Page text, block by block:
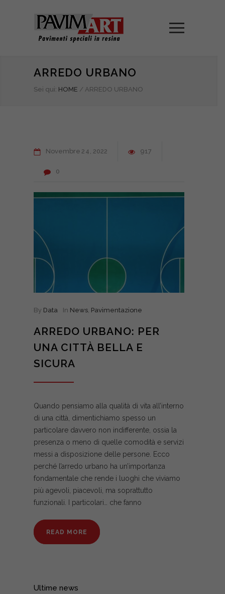
ARREDO URBANO
Sei qui: HOME / ARREDO URBANO
Novembre 24 2022 917
0
By Data In News, Pavimentazione
ARREDO URBANO: PER
UNA CITTÀ BELLA E
SICURA
Quando pensiamo alla qualità di vita all’interno
di una città, dimentichiamo spesso un
particolare davvero non indifferente, ossia la
presenza o meno di quelle comodità e servizi
messi a disposizione delle persone. Ecco
perché l’arredo urbano ha un’importanza
fondamentale che rende i luoghi che viviamo
più agevoli, piacevoli, ma soprattutto
funzionali. I particolari… che fanno
READ MORE
Ultime news